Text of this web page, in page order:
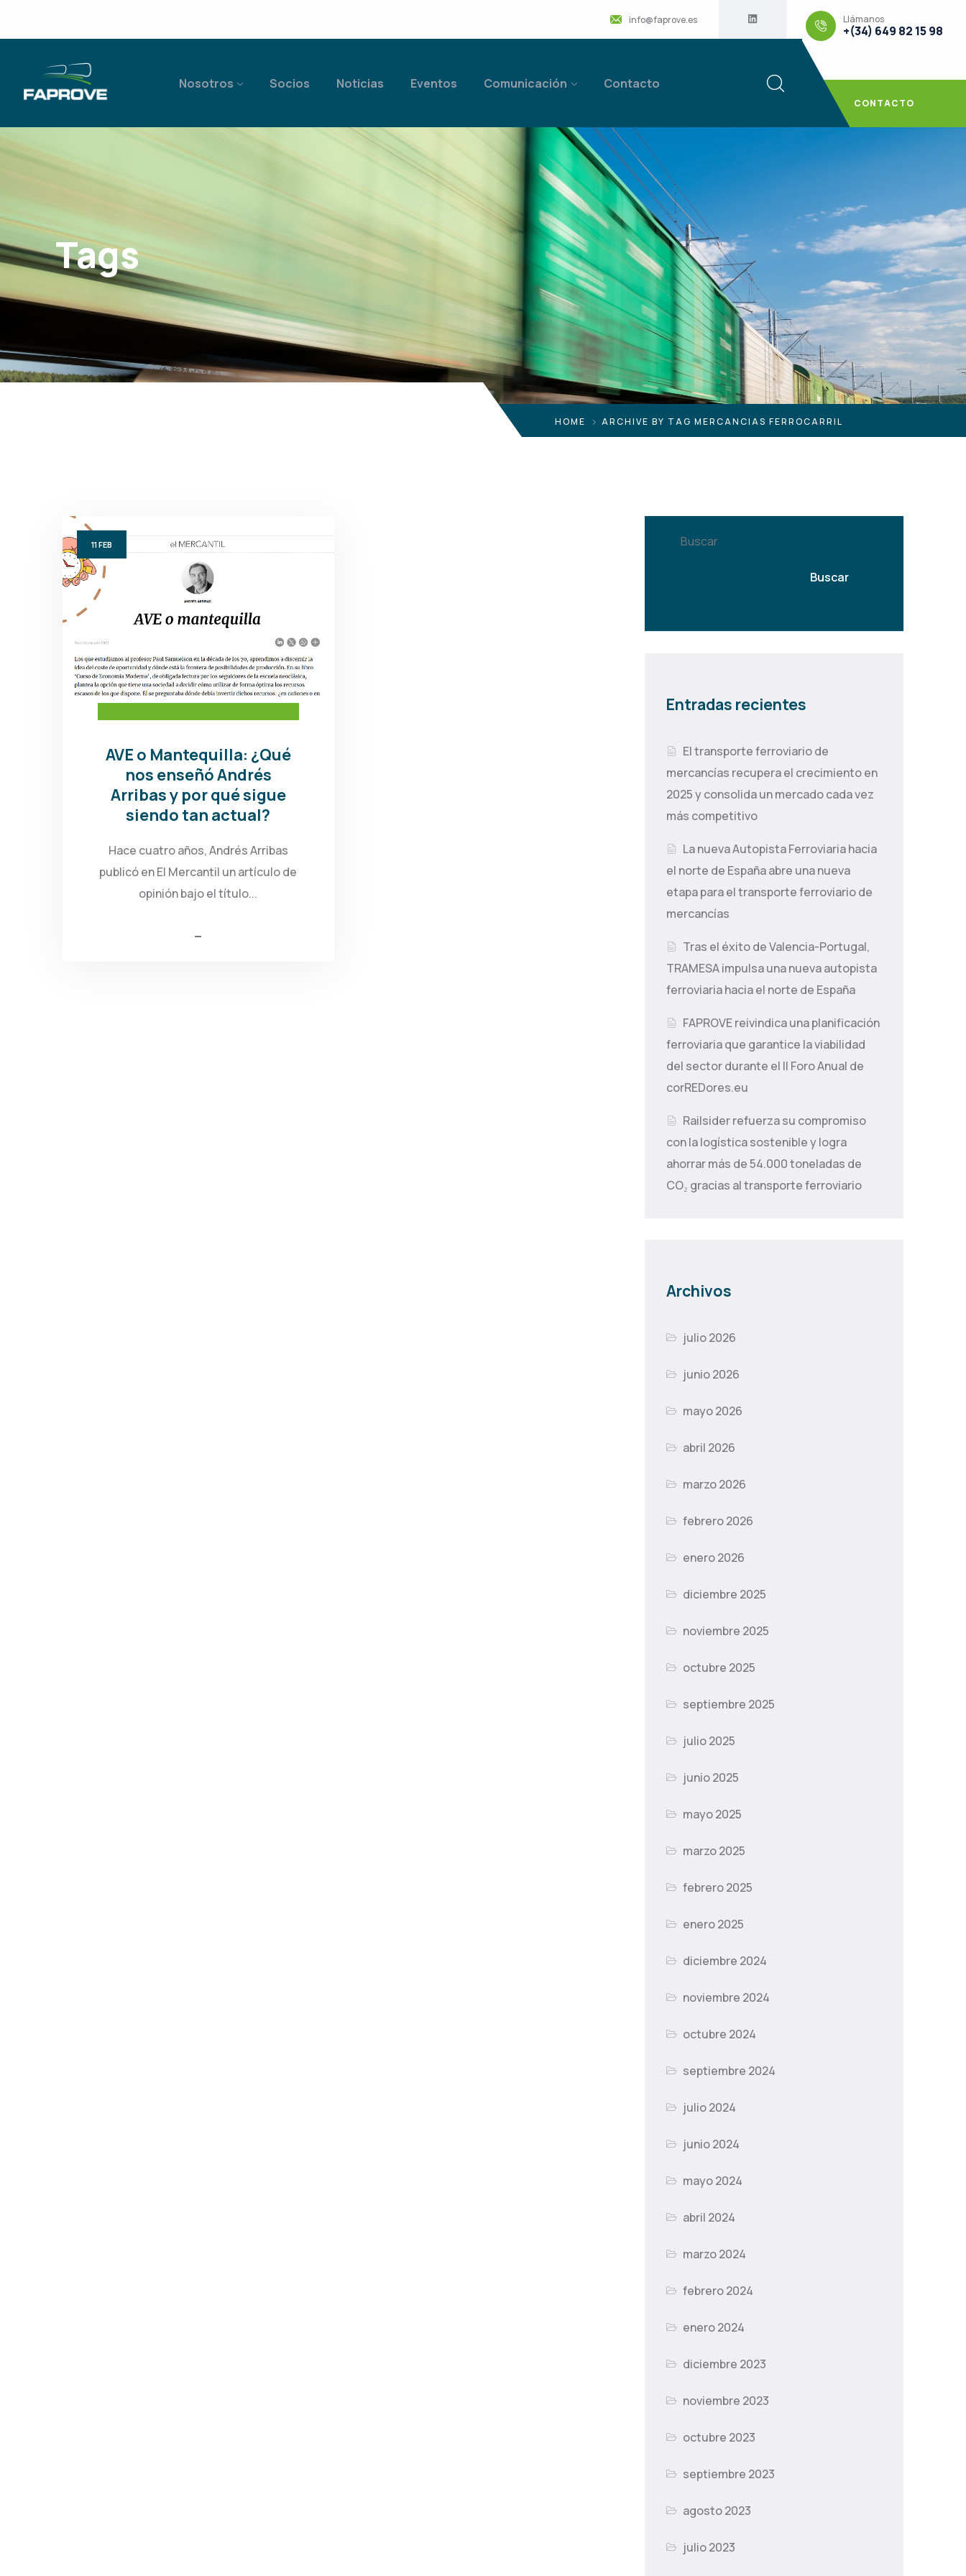
info@faprove.es Llámanos
+(34) 649 82 15 98
Nosotros Socios Noticias Eventos Comunicación Contacto
CONTACTO
Tags
HOME ARCHIVE BY TAG MERCANCIAS FERROCARRIL
11FEB
AVE o Mantequilla: ¿Qué
nos enseñó Andrés
Arribas y por qué sigue
siendo tan actual?
Hace cuatro años, Andrés Arribas
publicó en El Mercantil un artículo de
opinión bajo el título...
Buscar
Buscar
Entradas recientes
El transporte ferroviario de
mercancías recupera el crecimiento en
2025 y consolida un mercado cada vez
más competitivo
La nueva Autopista Ferroviaria hacia
el norte de España abre una nueva
etapa para el transporte ferroviario de
mercancías
Tras el éxito de Valencia-Portugal,
TRAMESA impulsa una nueva autopista
ferroviaria hacia el norte de España
FAPROVE reivindica una planificación
ferroviaria que garantice la viabilidad
del sector durante el II Foro Anual de
corREDores.eu
Railsider refuerza su compromiso
con la logística sostenible y logra
ahorrar más de 54.000 toneladas de
CO₂ gracias al transporte ferroviario
Archivos
julio 2026
junio 2026
mayo 2026
abril 2026
marzo 2026
febrero 2026
enero 2026
diciembre 2025
noviembre 2025
octubre 2025
septiembre 2025
julio 2025
junio 2025
mayo 2025
marzo 2025
febrero 2025
enero 2025
diciembre 2024
noviembre 2024
octubre 2024
septiembre 2024
julio 2024
junio 2024
mayo 2024
abril 2024
marzo 2024
febrero 2024
enero 2024
diciembre 2023
noviembre 2023
octubre 2023
septiembre 2023
agosto 2023
julio 2023